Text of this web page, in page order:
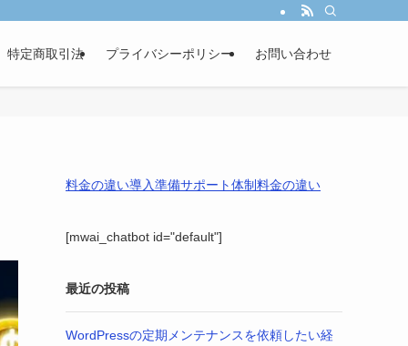
たの事業成長を戦略的パートナーとして伴走サポートします。
特定商取引法 プライバシーポリシー お問い合わせ
料金の違い導入準備サポート体制料金の違い
[mwai_chatbot id="default"]
最近の投稿
WordPressの定期メンテナンスを依頼したい経